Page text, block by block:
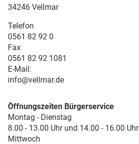
34246 Vellmar
Telefon
0561 82 92 0
Fax
0561 82 92 1081
E-Mail:
info@vellmar.de
Öffnungszeiten Bürgerservice
Montag - Dienstag
8.00 - 13.00 Uhr und 14.00 - 16.00 Uhr
Mittwoch